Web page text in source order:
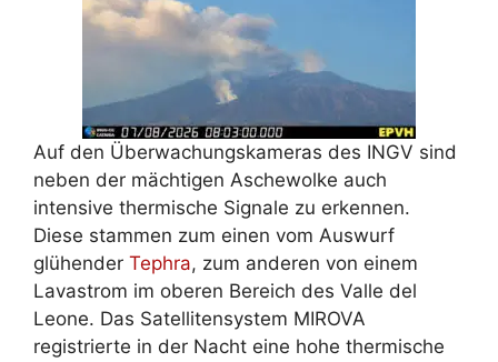
Auf den Überwachungskameras des INGV sind
neben der mächtigen Aschewolke auch
intensive thermische Signale zu erkennen.
Diese stammen zum einen vom Auswurf
glühender Tephra, zum anderen von einem
Lavastrom im oberen Bereich des Valle del
Leone. Das Satellitensystem MIROVA
registrierte in der Nacht eine hohe thermische